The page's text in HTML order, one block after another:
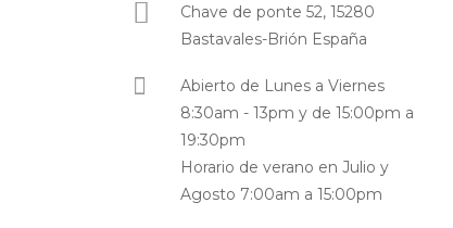
Chave de ponte 52, 15280
Bastavales-Brión España
Abierto de Lunes a Viernes
8:30am - 13pm y de 15:00pm a
19:30pm
Horario de verano en Julio y
Agosto 7:00am a 15:00pm